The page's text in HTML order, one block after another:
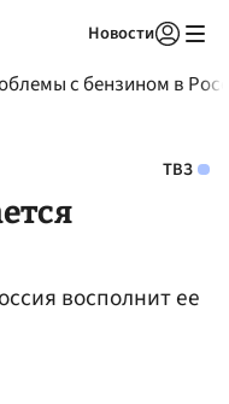
Новости
с бензином в
ТВЗ
восполнит ее